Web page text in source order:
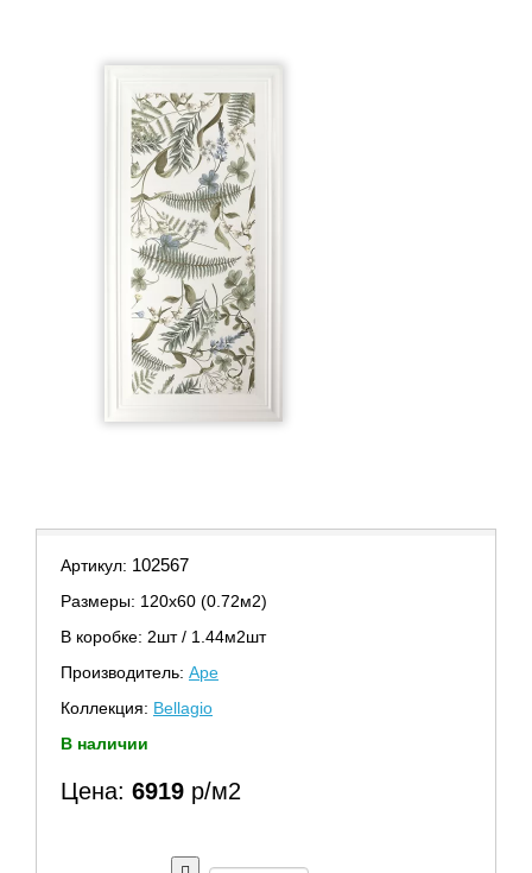
Артикул: 102567
Размеры: 120х60 (0.72м2)
В коробке: 2шт / 1.44м2шт
Производитель: Ape
Коллекция: Bellagio
В наличии
Цена: 6919 р/м2